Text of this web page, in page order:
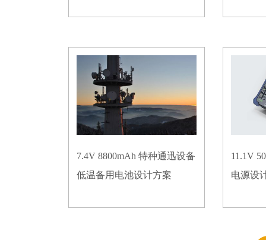
7.4V 8800mAh 特种通迅设备
低温备用电池设计方案
11.1V
电源设